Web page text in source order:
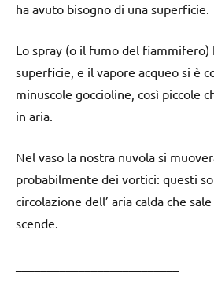
ha avuto bisogno di una superficie.
Lo spray (o il fumo del
superficie, e il vapore acqueo si è
minuscole goccioline, così piccole
in aria.
Nel vaso la nostra nuvola si
probabilmente dei vortici: questi
circolazione dell’ aria calda che
scende.